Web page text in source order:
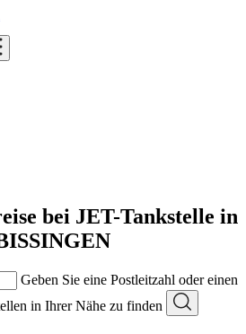
bei JET-Tankstelle in
Geben Sie eine Postleitzahl oder einen
in Ihrer Nähe zu finden